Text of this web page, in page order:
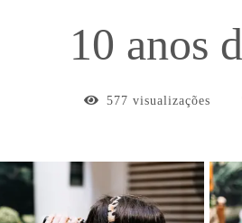
10 anos
577 visualizações